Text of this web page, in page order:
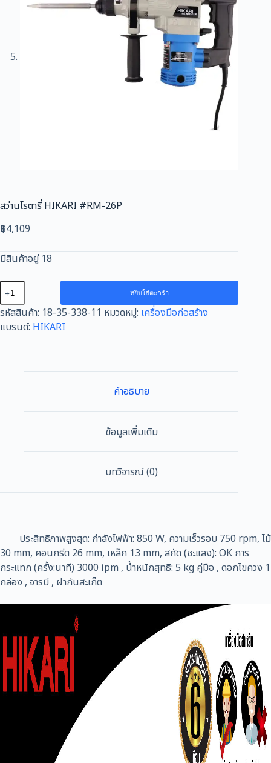
สว่านโรตารี่ HIKARI #RM-26P
฿4,109
มีสินค้าอยู่ 18
จำนวน
สว่าน
โรตารี่
HIKARI
หยิบใส่ตะกร้า
รหัสสินค้า: 18-35-338-11 หมวดหมู่: เครื่องมือก่อสร้าง
แบรนด์: HIKARI
คำอธิบาย
ข้อมูลเพิ่มเติม
บทวิจารณ์ (0)
ประสิทธิภาพสูงสุด: กำลังไฟฟ้า: 850 W, ความเร็วรอบ 750 rpm, ไม้
30 mm, คอนกรีต 26 mm, เหล็ก 13 mm, สกัด (ชะแลง): OK การ
กระแทก (ครั้ง:นาที) 3000 ipm , น้ำหนักสุทธิ: 5 kg คู่มือ , ดอกไขควง 1
กล่อง , จารบี , ฝากันสะเก็ต